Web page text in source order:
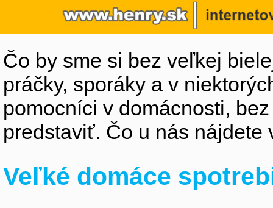
Čo by sme si bez veľkej
práčky, sporáky a v
pomocníci v domácnosti,
predstaviť. Čo u nás
Veľké domáce